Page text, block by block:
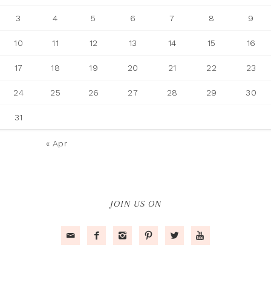
« Apr
3 4 5 6 7 8 9
10 11 12 13 14 15 16
17 18 19 20 21 22 23
24 25 26 27 28 29 30
31
JOIN US ON
     